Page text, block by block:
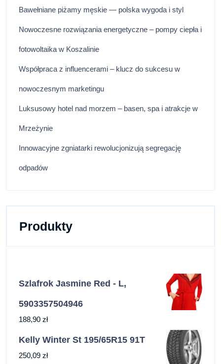
Bawełniane piżamy męskie — polska wygoda i styl
Nowoczesne rozwiązania energetyczne – pompy ciepła i
fotowoltaika w Koszalinie
Współpraca z influencerami – klucz do sukcesu w
nowoczesnym marketingu
Luksusowy hotel nad morzem – basen, spa i atrakcje w
Mrzeżynie
Innowacyjne zgniatarki rewolucjonizują segregację
odpadów
Produkty
Szlafrok Jasmine Red - L,
5903357504946
188,90 zł
Kelly Winter St 195/65R15 91T
250,09 zł